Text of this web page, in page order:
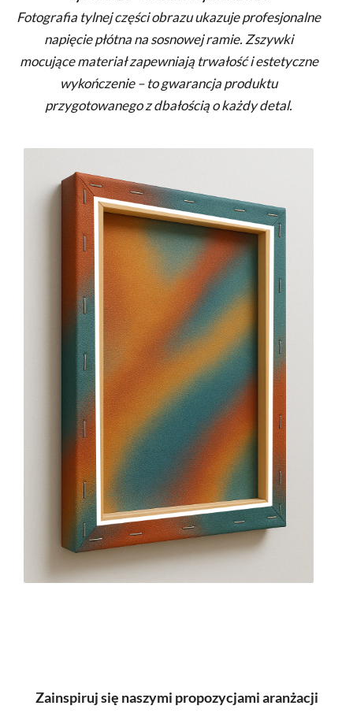
Fotografia tylnej części obrazu ukazuje profesjonalne
napięcie płótna na sosnowej ramie. Zszywki
mocujące materiał zapewniają trwałość i estetyczne
wykończenie – to gwarancja produktu
przygotowanego z dbałością o każdy detal.
Zainspiruj się naszymi propozycjami aranżacji